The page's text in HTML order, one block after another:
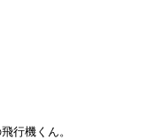
行機くん。